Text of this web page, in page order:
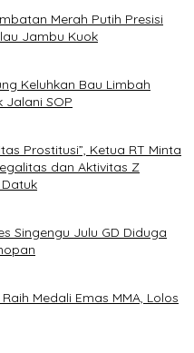
Merah Putih Presisi
Jambu Kuok
Keluhkan Bau Limbah
Jalani SOP
Prostitusi”, Ketua RT Minta
dan Aktivitas Z
Singengu Julu GD Diduga
Medali Emas MMA, Lolos